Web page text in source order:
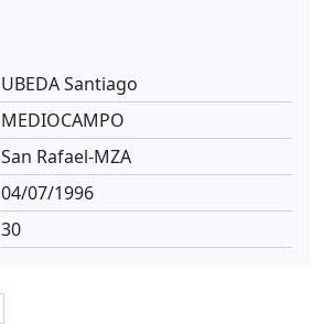
UBEDA Santiago
MEDIOCAMPO
San Rafael-MZA
04/07/1996
30